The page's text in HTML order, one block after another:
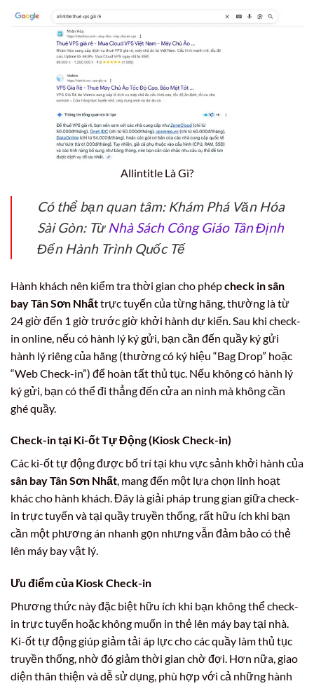
Allintitle Là Gì?
Có thể bạn quan tâm: Khám Phá Văn Hóa
Sài Gòn: Từ Nhà Sách Công Giáo Tân Định
Đến Hành Trình Quốc Tế
Hành khách nên kiểm tra thời gian cho phépcheck in sân
bay Tân Sơn Nhấttrực tuyến của từng hãng, thường là từ
24 giờ đến 1 giờ trước giờ khởi hành dự kiến. Sau khi check-
in online, nếu có hành lý ký gửi, bạn cần đến quầy ký gửi
hành lý riêng của hãng (thường có ký hiệu “Bag Drop” hoặc
“Web Check-in”) để hoàn tất thủ tục. Nếu không có hành lý
ký gửi, bạn có thể đi thẳng đến cửa an ninh mà không cần
ghé quầy.
Check-in tại Ki-ốt Tự Động (Kiosk Check-in)
Các ki-ốt tự động được bố trí tại khu vực sảnh khởi hành của
sân bay Tân Sơn Nhất, mang đến một lựa chọn linh hoạt
khác cho hành khách. Đây là giải pháp trung gian giữa check-
in trực tuyến và tại quầy truyền thống, rất hữu ích khi bạn
cần một phương án nhanh gọn nhưng vẫn đảm bảo có thẻ
lên máy bay vật lý.
Ưu điểm của Kiosk Check-in
Phương thức này đặc biệt hữu ích khi bạn không thể check-
in trực tuyến hoặc không muốn in thẻ lên máy bay tại nhà.
Ki-ốt tự động giúp giảm tải áp lực cho các quầy làm thủ tục
truyền thống, nhờ đó giảm thời gian chờ đợi. Hơn nữa, giao
diện thân thiện và dễ sử dụng, phù hợp với cả những hành